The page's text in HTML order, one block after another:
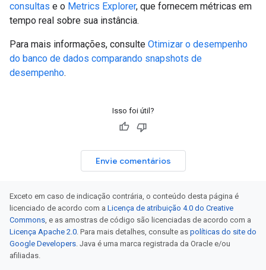
consultas e o Metrics Explorer, que fornecem métricas em
tempo real sobre sua instância.
Para mais informações, consulte Otimizar o desempenho
do banco de dados comparando snapshots de
desempenho.
Isso foi útil?
Envie comentários
Exceto em caso de indicação contrária, o conteúdo desta página é
licenciado de acordo com a Licença de atribuição 4.0 do Creative
Commons, e as amostras de código são licenciadas de acordo com a
Licença Apache 2.0. Para mais detalhes, consulte as políticas do site do
Google Developers. Java é uma marca registrada da Oracle e/ou
afiliadas.